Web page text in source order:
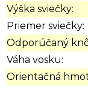
Výška sviečky:
Priemer sviečky:
Odporúčaný
Váha vosku:
Orientačná